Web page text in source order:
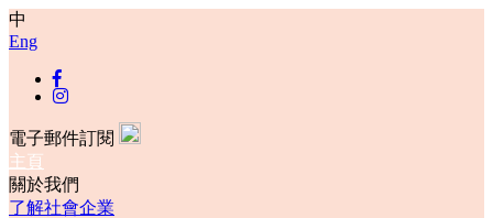
中
Eng
電子郵件訂閱
主頁
關於我們
了解社會企業